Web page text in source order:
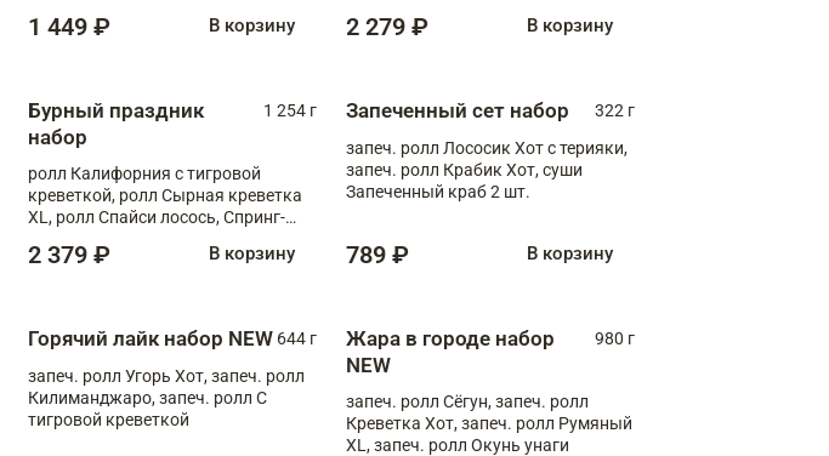
1 449 ₽ В корзину 2 279 ₽ В корзину
Бурный праздник
набор
1 254 г
ролл Калифорния с тигровой
креветкой, ролл Сырная креветка
XL, ролл Спайси лосось, Спринг-
Медовая креветка
2 379 ₽ В корзину
Запеченный сет набор
322 г
запеч. ролл Лососик Хот с терияки,
запеч. ролл Крабик Хот, суши
Запеченный краб 2 шт.
789 ₽ В корзину
Горячий лайк набор NEW 644 г
запеч. ролл Угорь Хот, запеч. ролл
Килиманджаро, запеч. ролл С
тигровой креветкой
Жара в городе набор
NEW
980 г
запеч. ролл Сёгун, запеч. ролл
Креветка Хот, запеч. ролл Румяный
XL, запеч. ролл Окунь унаги